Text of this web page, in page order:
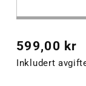
Vanlig
pris
599,00 kr
Inkludert